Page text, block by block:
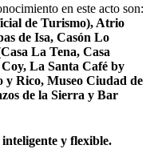
en este acto son:
de Turismo), Atrio
de Isa, Casón Lo
La Tena, Casa
La Santa Café by
y Rico, Museo Ciudad de
de la Sierra y Bar
y flexible.